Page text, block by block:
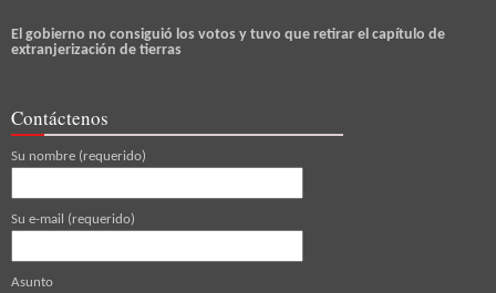
El gobierno no consiguió los votos y tuvo que retirar el capítulo de
extranjerización de tierras
Contáctenos
Su nombre (requerido)
Su e-mail (requerido)
Asunto